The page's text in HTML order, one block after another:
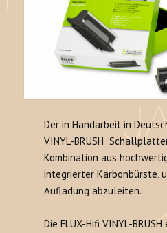
Der in Handarbeit in
VINYL-BRUSH
Kombination aus
integrierter Karbonbürste,
Aufladung abzuleiten.
Die FLUX-Hifi VINYL-